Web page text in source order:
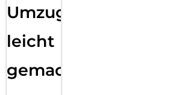
Umzug
leicht
gemacht!